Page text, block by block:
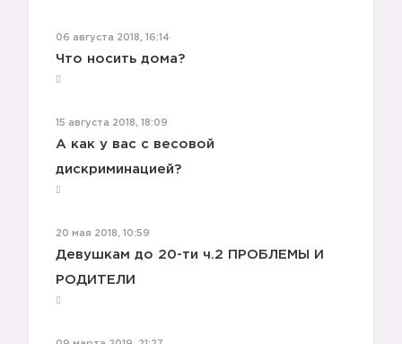
06 августа 2018, 16:14
Что носить дома?
15 августа 2018, 18:09
А как у вас с весовой
дискриминацией?
20 мая 2018, 10:59
Девушкам до 20-ти ч.2 ПРОБЛЕМЫ И
РОДИТЕЛИ